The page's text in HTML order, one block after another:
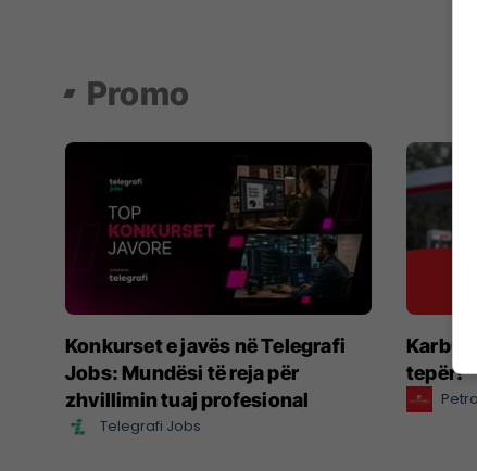
Promo
Konkurset e javës në Telegrafi
Jobs: Mundësi të reja për
zhvillimin tuaj profesional
Telegrafi Jobs
tepër!